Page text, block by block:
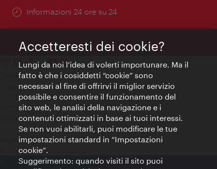
Öffnungszeiten:
Informazioni 24 ore su 24
Contatti
Colophon
Dichiarazione sulla protezione dei dati
Terms of Use
Accessibilità
Contatto stampa
Impostazioni cookie
© Copyright WienTourismus
Accetteresti dei cookie?
Lungi da noi l’idea di volerti importunare. Ma il
fatto è che i cosiddetti “cookie” sono
necessari al fine di offrirvi il miglior servizio
possibile e consentire il funzionamento del
sito web, le analisi della navigazione e i
contenuti ottimizzati in base ai tuoi interessi.
Se non vuoi abilitarli, puoi modificare le tue
impostazioni standard in “Impostazioni
cookie”.
Suggerimento: quando visiti il sito puoi